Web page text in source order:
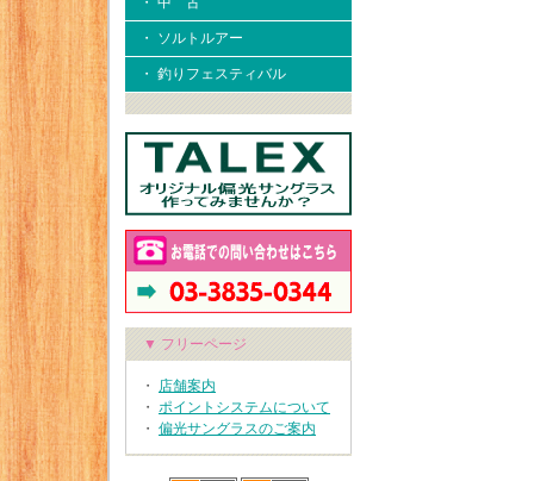
・ ソルトルアー
・ 釣りフェスティバル
▼ フリーページ
・ 店舗案内
・ ポイントシステムについて
・ 偏光サングラスのご案内